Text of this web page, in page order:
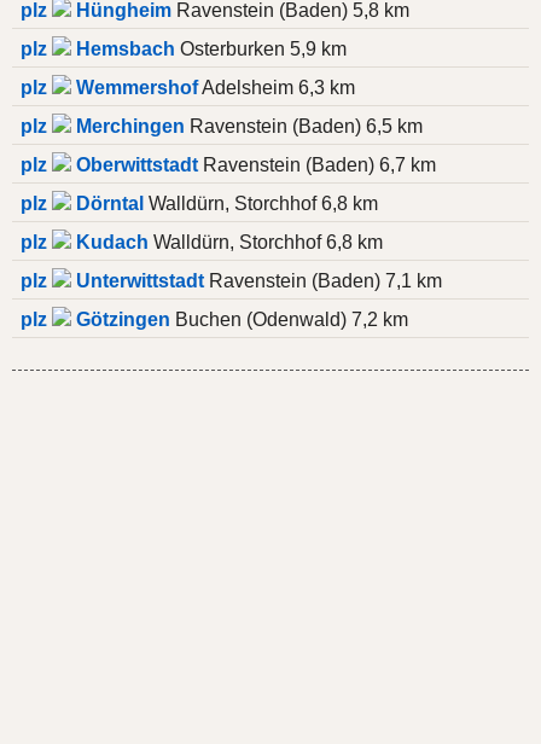
plz
Hüngheim Ravenstein (Baden) 5,8 km
plz
Hemsbach Osterburken 5,9 km
plz
WemmershofAdelsheim 6,3 km
plz
Merchingen Ravenstein (Baden) 6,5 km
plz
Oberwittstadt Ravenstein (Baden) 6,7 km
plz
Dörntal Walldürn, Storchhof 6,8 km
plz
Kudach Walldürn, Storchhof 6,8 km
plz
Unterwittstadt Ravenstein (Baden) 7,1 km
plz
Götzingen Buchen (Odenwald) 7,2 km